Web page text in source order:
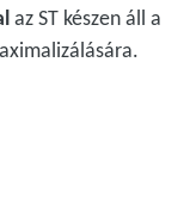
az ST készen áll a